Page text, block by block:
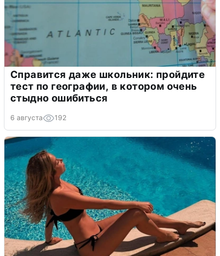
Справится даже школьник: пройдите
тест по географии, в котором очень
стыдно ошибиться
6 августа 192